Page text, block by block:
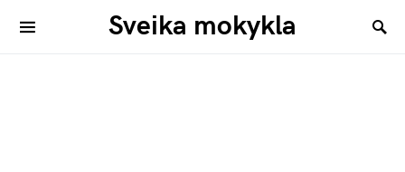
Sveika mokykla